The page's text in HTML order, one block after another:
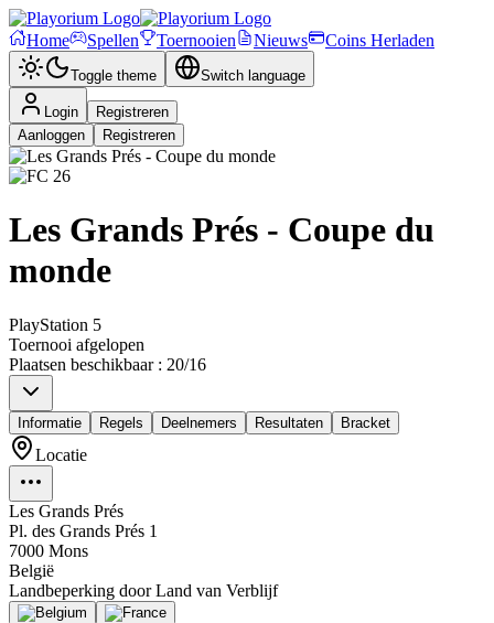
Home Spellen Toernooien Nieuws Coins Herladen
Toggle theme Switch language
Login
Registreren
Aanloggen
Registreren
Les Grands Prés - Coupe du
monde
PlayStation 5
Toernooi afgelopen
Plaatsen beschikbaar: 20/16
Informatie Regels Deelnemers Resultaten Bracket
Locatie
Les Grands Prés
Pl. des Grands Prés 1
7000 Mons
België
Landbeperking door Land van Verblijf